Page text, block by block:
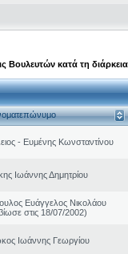
Βουλευτών κατά τη
- Ευμένης Κωνσταντίνου
Ιωάννης Δημητρίου
Ευάγγελος Νικολάου
στις 18/07/2002)
Ιωάννης Γεωργίου